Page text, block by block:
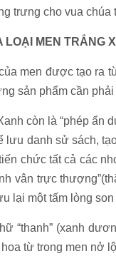
trưng cho vua chúa
LOẠI MEN TRẮNG
men được tạo ra
sản phẩm cần
còn là “phép ẩn
lưu danh sử sách,
chức tất cả các
vân trực
lại một tấm lòng
“thanh” (xanh
từ trong men nở